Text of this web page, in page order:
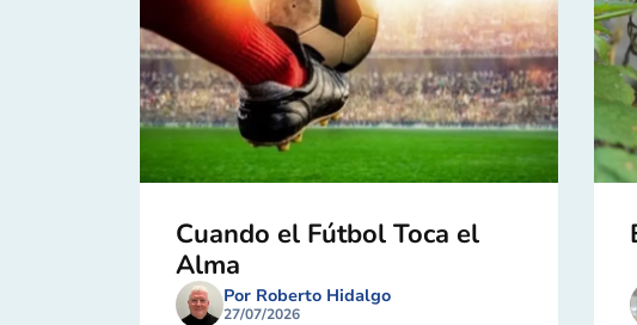
Cuando el Fútbol Toca el
Alma
Por Roberto Hidalgo
27/07/2026